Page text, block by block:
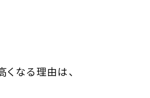
なる理由は、